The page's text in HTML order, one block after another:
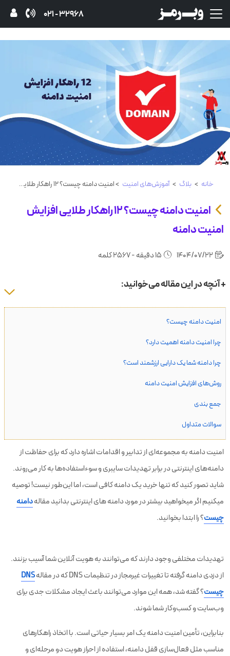
32968 - 021
خانه > بلاگ > آموزش‌های امنیت > امنیت دامنه چیست؟ ۱۲ راهکار طلایی افزایش امنیت دامنه
امنیت دامنه چیست؟ ۱۲ راهکار طلایی افزایش
امنیت دامنه
+ آنچه در این مقاله می‌خوانید:
امنیت دامنه چیست؟
چرا امنیت دامنه اهمیت دارد؟
چرا دامنه شما یک دارایی ارزشمند است؟
روش‌های افزایش امنیت دامنه
جمع بندی
سوالات متداول
امنیت دامنه به مجموعه‌ای از تدابیر و اقدامات اشاره دارد که برای حفاظت از
دامنه‌های اینترنتی در برابر تهدیدات سایبری و سوءاستفاده‌ها به کار می‌روند.
شاید تصور کنید که تنها خرید یک دامنه کافی است، اما این‌طور نیست! توصیه
میکنیم اگر میخواهید بیشتر در مورد دامنه های اینترنتی بدانید مقالهدامنه
چیست؟ را ابتدا بخوانید.
تهدیدات مختلفی وجود دارند که می‌توانند به هویت آنلاین شما آسیب بزنند.
از دزدی دامنه گرفته تا تغییرات غیرمجاز در تنظیمات DNS که در مقاله
DNS
چیست؟ گفته شد، همه این موارد می‌توانند باعث ایجاد مشکلات جدی برای
وب‌سایت و کسب‌وکار شما شوند.
بنابراین، تأمین امنیت دامنه یک امر بسیار حیاتی است. با اتخاذ راهکارهای
مناسب مثل فعال‌سازی قفل دامنه، استفاده از احراز هویت دو مرحله‌ای و